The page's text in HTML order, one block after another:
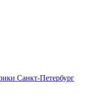
Санкт-Петербург